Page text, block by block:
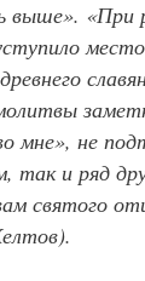
выше». «При
мне», не
так и ряд
святого